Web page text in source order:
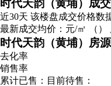
时代天韵（黄埔）成
近30天 该楼盘成交价格数
最新成交均价： 元/㎡ （ ）
时代天韵（黄埔）房
去化率
销售率
累计已售： 目前待售：